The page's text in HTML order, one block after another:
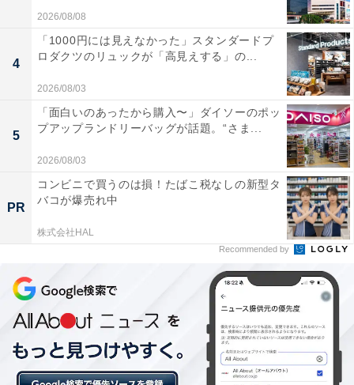
2026/08/08
4
「1000円には見えなかった」スタンダードプ
ロダクツのリュックが「高見えする」の...
2026/08/03
5
「面白いのあったから購入〜」ダイソーのポッ
プアップランドリーバッグが話題。“さま...
2026/08/03
PR
コンビニで買うのは損！たばこ税なしの新型タ
バコが爆売れ中
株式会社HAL
Recommended by